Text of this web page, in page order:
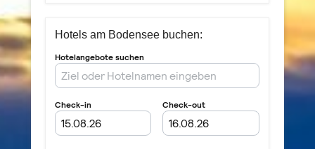
Hotels am Bodensee buchen: